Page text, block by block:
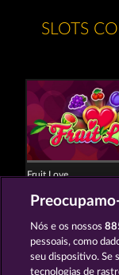
SLOTS
Fruit Love
Nós e os nossos
pessoais, como
seu dispositivo. Se
tecnologias de